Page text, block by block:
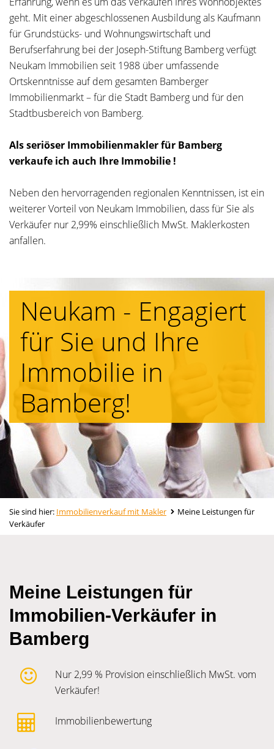
geht. Mit einer abgeschlossenen Ausbildung als Kaufmann
für Grundstücks- und Wohnungswirtschaft und
Berufserfahrung bei der Joseph-Stiftung Bamberg verfügt
Neukam Immobilien seit 1988 über umfassende
Ortskenntnisse auf dem gesamten Bamberger
Immobilienmarkt – für die Stadt Bamberg und für den
Stadtbusbereich von Bamberg.
Als seriöser Immobilienmakler für Bamberg
verkaufe ich auch Ihre Immobilie !
Neben den hervorragenden regionalen Kenntnissen, ist ein
weiterer Vorteil von Neukam Immobilien, dass für Sie als
Verkäufer nur 2,99% einschließlich MwSt. Maklerkosten
anfallen.
Neukam - Engagiert
für Sie und Ihre
Immobilie in
Bamberg!
Sie sind hier: Immobilienverkauf mit Makler
Meine Leistungen für
Verkäufer
Meine Leistungen für
Immobilien-Verkäufer in
Bamberg
Nur 2,99 % Provision einschließlich MwSt. vom
Verkäufer!
Immobilienbewertung